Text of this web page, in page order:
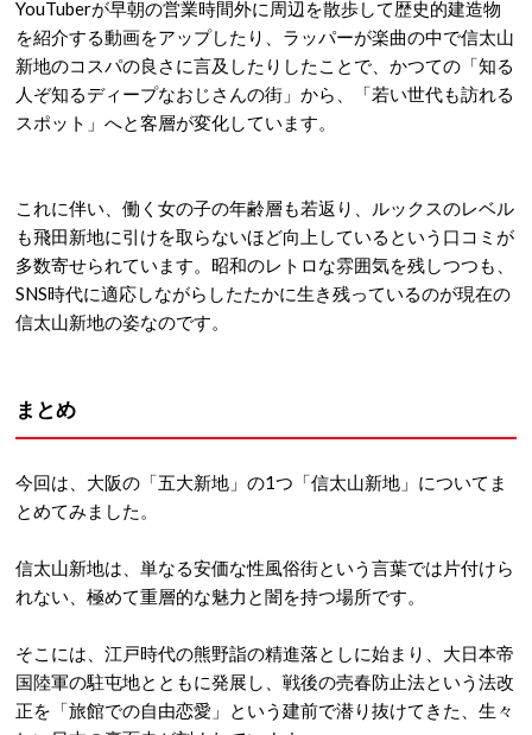
YouTuberが早朝の営業時間外に周辺を散歩して歴史的建造物
を紹介する動画をアップしたり
、ラッパーが楽曲の中で信太山
新地のコスパの良さに言及したりしたことで、かつての「知る
人ぞ知るディープなおじさんの街」から、「若い世代も訪れる
スポット」へと客層が変化しています。
これに伴い、働く女の子の年齢層も若返り、ルックスのレベル
も飛田新地に引けを取らないほど向上しているという口コミが
多数寄せられています。昭和のレトロな雰囲気を残しつつも、
SNS時代に適応しながらしたたかに生き残っているのが現在の
信太山新地の姿なのです。
まとめ
今回は、大阪の 「五大新地」の1つ「信太山新地」についてま
とめてみました。
信太山新地は、単なる安価な性風俗街という言葉では片付けら
れない、極めて重層的な魅力と闇を持つ場所です。
そこには、江戸時代の熊野詣の精進落としに始まり
、大日本帝
国陸軍の駐屯地とともに発展し
、戦後の売春防止法という法改
正を「旅館での自由恋愛」という建前で潜り抜けてきた、生々